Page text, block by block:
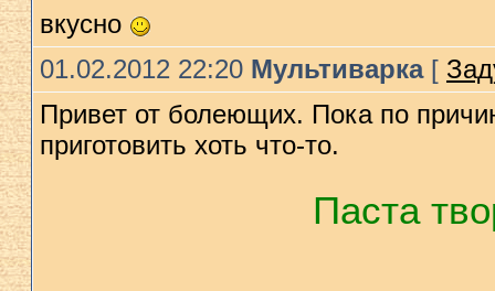
вкусно
01.02.2012 22:20 Мультиварка[
Привет от болеющих. Пока по
приготовить хоть что-то.
Паста